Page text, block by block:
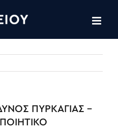
ΠΥΡΚΑΓΙΑΣ –